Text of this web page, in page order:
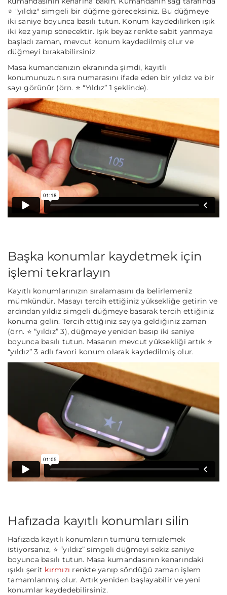
⭐ "yıldız" simgeli bir düğme göreceksiniz. Bu düğmeye
iki saniye boyunca basılı tutun. Konum kaydedilirken ışık
iki kez yanıp sönecektir. Işık beyaz renkte sabit yanmaya
başladı zaman, mevcut konum kaydedilmiş olur ve
düğmeyi bırakabilirsiniz.
Masa kumandanızın ekranında şimdi, kayıtlı
konumunuzun sıra numarasını ifade eden bir yıldız ve bir
sayı görünür (örn. ⭐ “Yıldız” 1 şeklinde).
Başka konumlar kaydetmek için
işlemi tekrarlayın
Kayıtlı konumlarınızın sıralamasını da belirlemeniz
mümkündür. Masayı tercih ettiğiniz yüksekliğe getirin ve
ardından yıldız simgeli düğmeye basarak tercih ettiğiniz
konuma gelin. Tercih ettiğiniz sayıya geldiğiniz zaman
(örn. ⭐ “yıldız” 3), düğmeye yeniden basıp iki saniye
boyunca basılı tutun. Masanın mevcut yüksekliği artık ⭐
“yıldız” 3 adlı favori konum olarak kaydedilmiş olur.
Hafızada kayıtlı konumları silin
Hafızada kayıtlı konumların tümünü temizlemek
istiyorsanız, ⭐ “yıldız” simgeli düğmeyi sekiz saniye
boyunca basılı tutun. Masa kumandasının kenarındaki
ışıklı şerit kırmızı renkte yanıp söndüğü zaman işlem
tamamlanmış olur. Artık yeniden başlayabilir ve yeni
konumlar kaydedebilirsiniz.